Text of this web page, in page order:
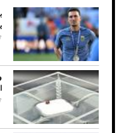
ضعف تبريد مكيف
الأسباب والحلول